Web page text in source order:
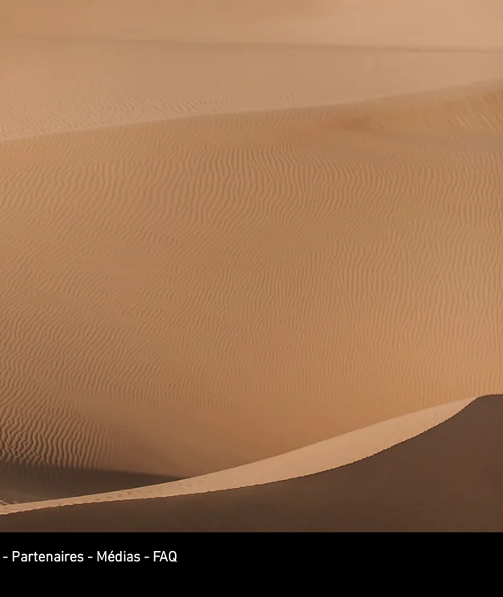
- Partenaires - Médias - FAQ